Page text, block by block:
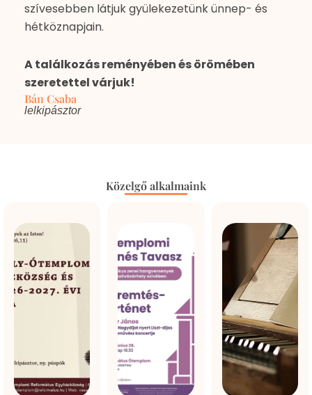
szívesebben látjuk gyülekezetünk ünnep- és
hétköznapjain.
A találkozás reményében és örömében
szeretettel várjuk!
Bán Csaba
lelkipásztor
Közelgő alkalmaink